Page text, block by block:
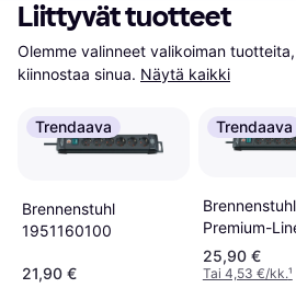
Liittyvät tuotteet
Olemme valinneet valikoiman
kiinnostaa sinua. Näytä kaikki
Trendaava
Brennenstuhl
1951160100
21,90 €
Trendaava
Brennenstuhl
Premium-
1951180100
3m
25,90 €
Tai 4,53 €/kk.¹